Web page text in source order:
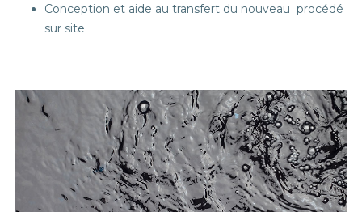
Conception et aide au transfert du nouveau procédé
sur site